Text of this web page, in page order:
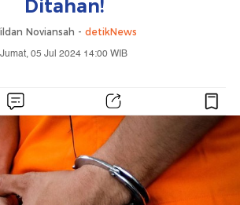
Ditahan!
Noviansah - detikNews
Jumat, 05 Jul 2024 14:00 WIB